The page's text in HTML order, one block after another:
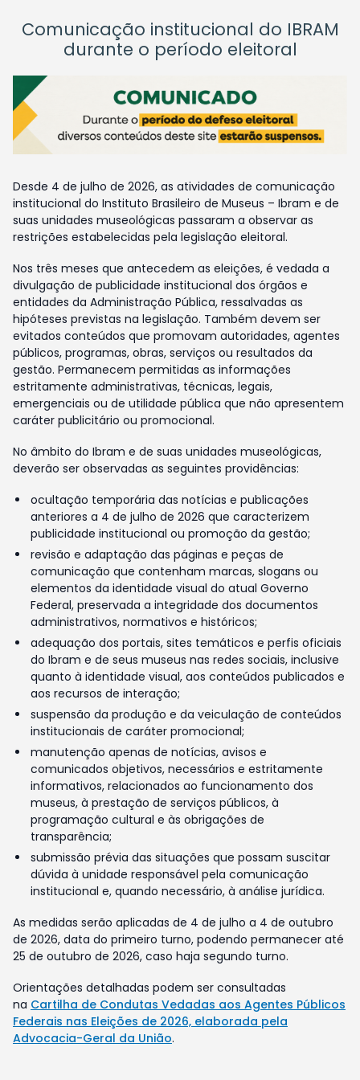
Comunicação institucional do IBRAM
durante o período eleitoral
Desde 4 de julho de 2026, as atividades de comunicação
institucional do Instituto Brasileiro de Museus – Ibram e de
suas unidades museológicas passaram a observar as
restrições estabelecidas pela legislação eleitoral.
Nos três meses que antecedem as eleições, é vedada a
divulgação de publicidade institucional dos órgãos e
entidades da Administração Pública, ressalvadas as
hipóteses previstas na legislação. Também devem ser
evitados conteúdos que promovam autoridades, agentes
públicos, programas, obras, serviços ou resultados da
gestão. Permanecem permitidas as informações
estritamente administrativas, técnicas, legais,
emergenciais ou de utilidade pública que não apresentem
caráter publicitário ou promocional.
No âmbito do Ibram e de suas unidades museológicas,
deverão ser observadas as seguintes providências:
ocultação temporária das notícias e publicações
anteriores a 4 de julho de 2026 que caracterizem
publicidade institucional ou promoção da gestão;
revisão e adaptação das páginas e peças de
comunicação que contenham marcas, slogans ou
elementos da identidade visual do atual Governo
Federal, preservada a integridade dos documentos
administrativos, normativos e históricos;
adequação dos portais, sites temáticos e perfis oficiais
do Ibram e de seus museus nas redes sociais, inclusive
quanto à identidade visual, aos conteúdos publicados e
aos recursos de interação;
suspensão da produção e da veiculação de conteúdos
institucionais de caráter promocional;
manutenção apenas de notícias, avisos e
comunicados objetivos, necessários e estritamente
informativos, relacionados ao funcionamento dos
museus, à prestação de serviços públicos, à
programação cultural e às obrigações de
transparência;
submissão prévia das situações que possam suscitar
dúvida à unidade responsável pela comunicação
institucional e, quando necessário, à análise jurídica.
As medidas serão aplicadas de 4 de julho a 4 de outubro
de 2026, data do primeiro turno, podendo permanecer até
25 de outubro de 2026, caso haja segundo turno.
Orientações detalhadas podem ser consultadas
na Cartilha de Condutas Vedadas aos Agentes Públicos
Federais nas Eleições de 2026, elaborada pela
Advocacia-Geral da União.